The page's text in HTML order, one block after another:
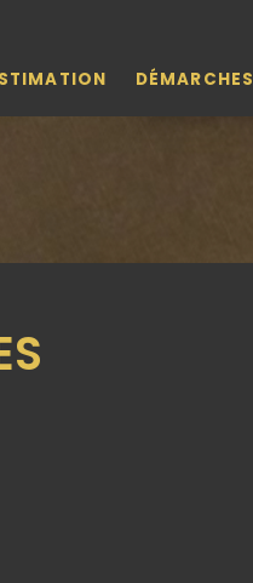
DÉMARCHES